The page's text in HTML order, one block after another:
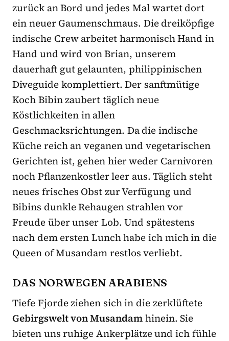
zurück an Bord und jedes Mal wartet dort
ein neuer Gaumenschmaus. Die dreiköpfige
indische Crew arbeitet harmonisch Hand in
Hand und wird von Brian, unserem
dauerhaft gut gelaunten, philippinischen
Diveguide komplettiert. Der sanftmütige
Koch Bibin zaubert täglich neue
Köstlichkeiten in allen
Geschmacksrichtungen. Da die indische
Küche reich an veganen und vegetarischen
Gerichten ist, gehen hier weder Carnivoren
noch Pflanzenkostler leer aus. Täglich steht
neues frisches Obst zur Verfügung und
Bibins dunkle Rehaugen strahlen vor
Freude über unser Lob. Und spätestens
nach dem ersten Lunch habe ich mich in die
Queen of Musandam restlos verliebt.
DAS NORWEGEN ARABIENS
Tiefe Fjorde ziehen sich in die zerklüftete
Gebirgswelt vonMusandamhinein. Sie
bieten uns ruhige Ankerplätze und ich fühle